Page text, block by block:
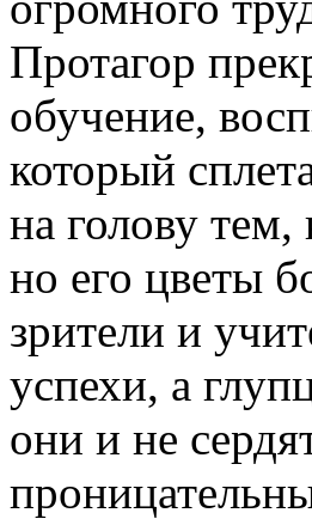
Протагор
обучение,
который
на голову
но его цветы
зрители и
успехи, а
они и не